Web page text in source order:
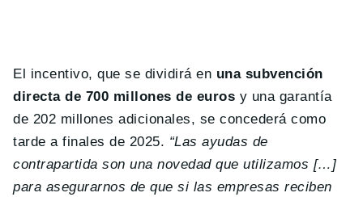
El incentivo, que se dividirá en una subvención
directa de 700 millones de euros y una garantía
de 202 millones adicionales, se concederá como
tarde a finales de 2025. “Las ayudas de
contrapartida son una novedad que utilizamos […]
para asegurarnos de que si las empresas reciben